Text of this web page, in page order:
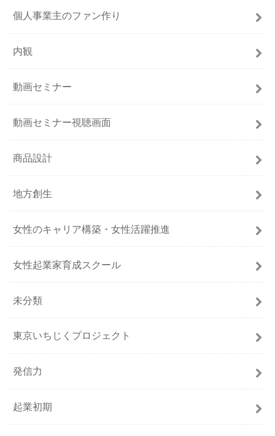
個人事業主のファン作り
内観
動画セミナー
動画セミナー視聴画面
商品設計
地方創生
女性のキャリア構築・女性活躍推進
女性起業家育成スクール
未分類
東京いちじくプロジェクト
発信力
起業初期